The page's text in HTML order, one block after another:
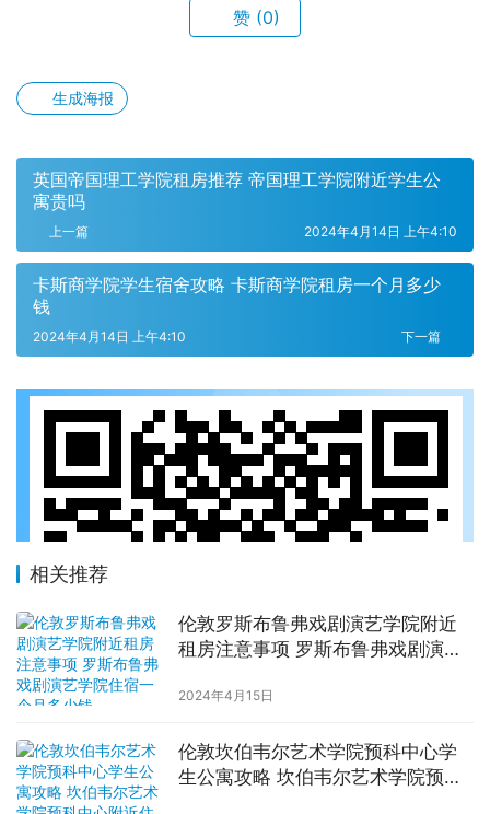
赞 (0)
生成海报
英国帝国理工学院租房推荐 帝国理工学院附近学生公
寓贵吗
上一篇 2024年4月14日 上午4:10
卡斯商学院学生宿舍攻略 卡斯商学院租房一个月多少
钱
下一篇
2024年4月14日 上午4:10
相关推荐
伦敦罗斯布鲁弗戏剧演艺学院附近
租房注意事项 罗斯布鲁弗戏剧演艺
2024年4月15日
伦敦坎伯韦尔艺术学院预科中心学
生公寓攻略 坎伯韦尔艺术学院预科